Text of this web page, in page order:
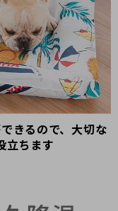
きるので、大切な
立ちます